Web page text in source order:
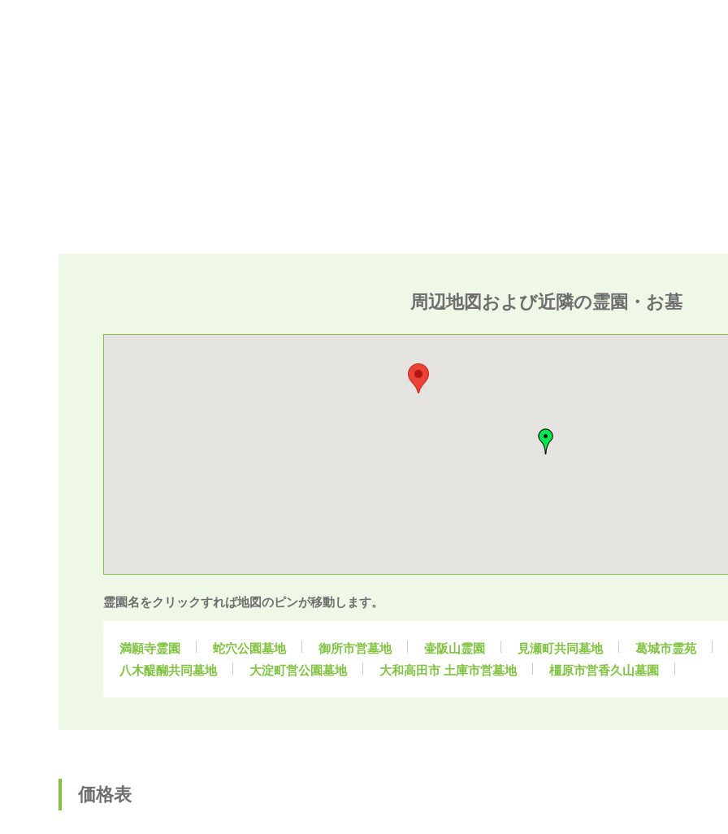
周辺地図および近隣の霊園・お墓
霊園名をクリックすれば地図のピンが移動します。
満願寺霊園 蛇穴公園墓地 御所市営墓地 壷阪山霊園 見瀬町共同墓地 葛城市霊苑
八木醍醐共同墓地
大淀町営公園墓地 大和高田市 土庫市営墓地 橿原市営香久山墓園
価格表